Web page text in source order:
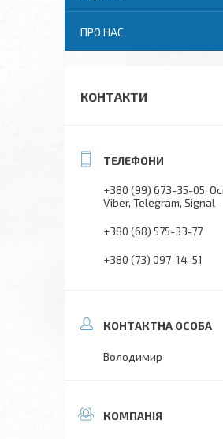
ПРО НАС
КОНТАКТИ
+380 (99) 673-35-05
Viber, Telegram, Signal
+380 (68) 575-33-77
+380 (73) 097-14-51
Володимир